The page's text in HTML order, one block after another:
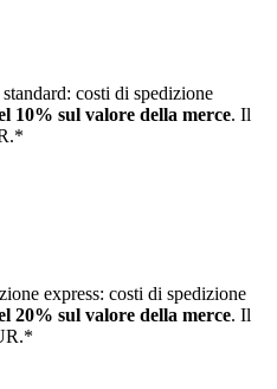
costi di spedizione
10% sul valore della merce. Il
express: costi di spedizione
20% sul valore della merce. Il